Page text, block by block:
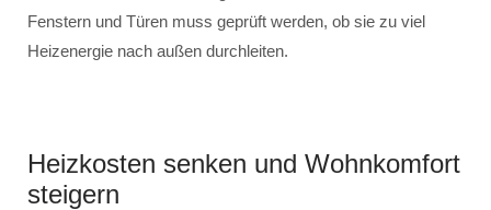
Fenstern und Türen muss geprüft werden, ob sie zu viel
Heizenergie nach außen durchleiten.
Heizkosten senken und Wohnkomfort
steigern